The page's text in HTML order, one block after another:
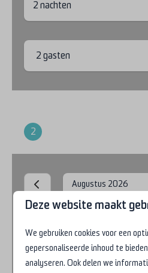
2 gasten
2
augustus
ma di wo do
Deze website maakt
We gebruiken cookies voor een
gepersonaliseerde inhoud te
analyseren. Ook delen we